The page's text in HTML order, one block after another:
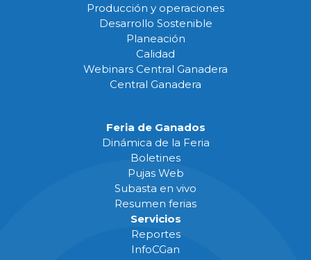
Producción y operaciones
Desarrollo Sostenible
Planeación
Calidad
Webinars Central Ganadera
Central Ganadera
Feria de Ganados
Dinámica de la Feria
Boletines
Pujas Web
Subasta en vivo
Resumen ferias
Servicios
Reportes
InfoCGan